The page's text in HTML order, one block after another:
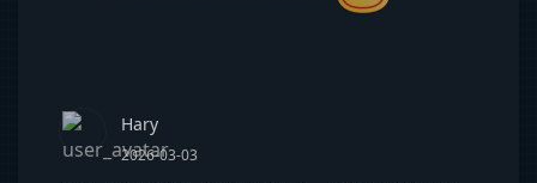
Hary
2026-03-03